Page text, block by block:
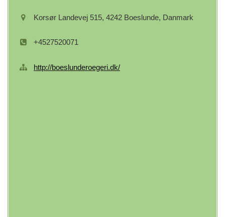
Korsør Landevej 515, 4242 Boeslunde, Danmark
+4527520071
http://boeslunderoegeri.dk/